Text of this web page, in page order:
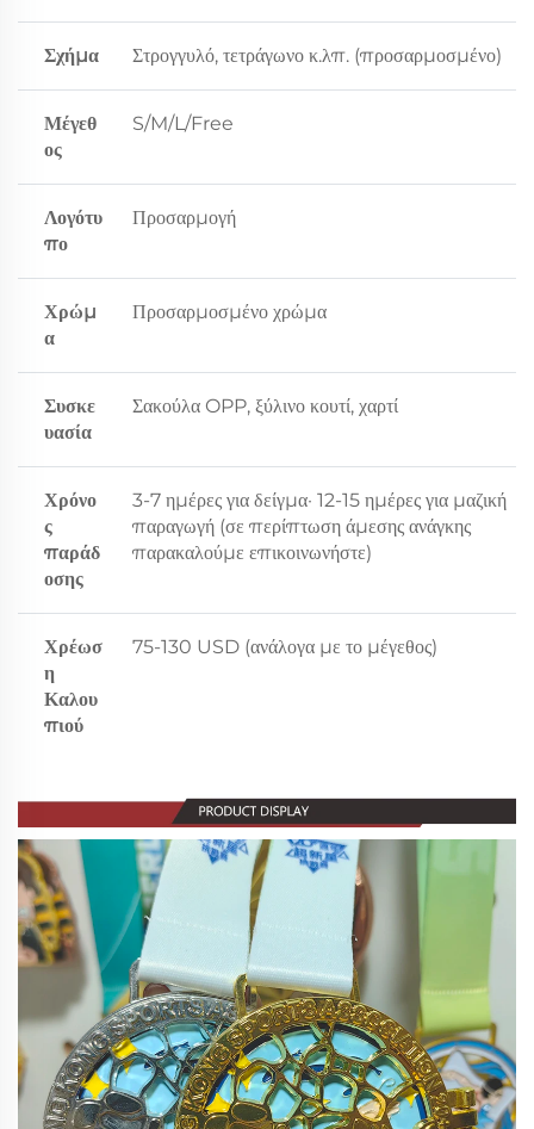
Σχήμα Στρογγυλό, τετράγωνο κ.λπ. (προσαρμοσμένο)
Μέγεθ
ος
S/M/L/Free
Λογότυ
πο
Προσαρμογή
Χρώμ
α
Προσαρμοσμένο χρώμα
Συσκε
υασία
Σακούλα OPP, ξύλινο κουτί, χαρτί
Χρόνο
ς
παράδ
οσης
3-7 ημέρες για δείγμα· 12-15 ημέρες για μαζική
παραγωγή (σε περίπτωση άμεσης ανάγκης
παρακαλούμε επικοινωνήστε)
Χρέωσ
η
Καλου
πιού
75-130 USD (ανάλογα με το μέγεθος)